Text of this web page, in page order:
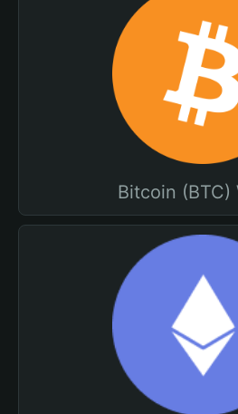
Bitcoin (BTC)